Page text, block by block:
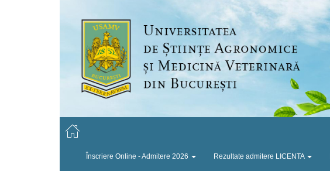
Înscriere Online - Admitere 2026 Rezultate admitere LICENTA